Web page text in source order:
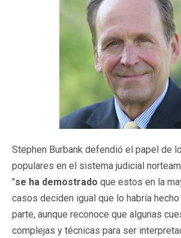
Stephen Burbank defendió el papel de
populares en el sistema judicial
"se ha demostrado que estos en la
casos deciden igual que lo habría
parte, aunque reconoce que algunas
complejas y técnicas para ser